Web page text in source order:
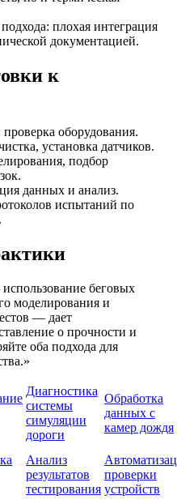
плохая интеграция
документацией.
к
оборудования.
установка датчиков.
подбор
данных и анализ.
испытаний по
беговых
моделирования и
— дает
о прочности и
оба подхода для
Диагностика
системы
симуляции
дороги
Обработка
данных с
камер дождя
Анализ
результатов
тестирования
проверки
устройств